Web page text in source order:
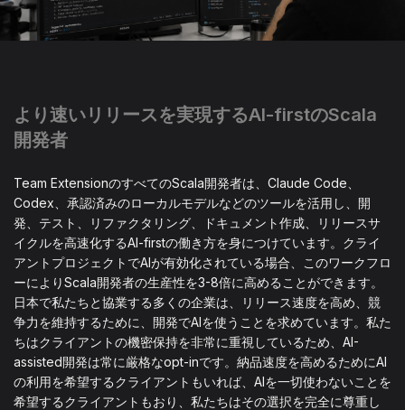
より速いリリースを実現するAI-firstのScala
開発者
Team ExtensionのすべてのScala開発者は、Claude Code、
Codex、承認済みのローカルモデルなどのツールを活用し、開
発、テスト、リファクタリング、ドキュメント作成、リリースサ
イクルを高速化するAI-firstの働き方を身につけています。クライ
アントプロジェクトでAIが有効化されている場合、このワークフロ
ーによりScala開発者の生産性を3-8倍に高めることができます。
日本で私たちと協業する多くの企業は、リリース速度を高め、競
争力を維持するために、開発でAIを使うことを求めています。私た
ちはクライアントの機密保持を非常に重視しているため、AI-
assisted開発は常に厳格なopt-inです。納品速度を高めるためにAI
の利用を希望するクライアントもいれば、AIを一切使わないことを
希望するクライアントもおり、私たちはその選択を完全に尊重し